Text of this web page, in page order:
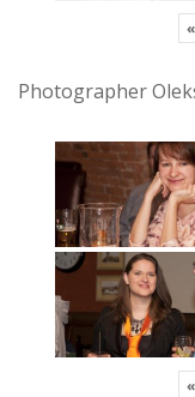
«
Photographer
«